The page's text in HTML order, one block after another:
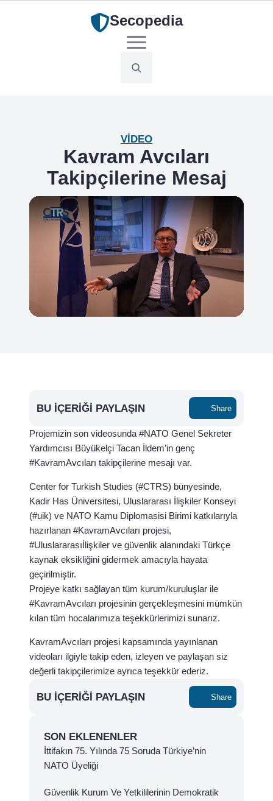
Secopedia
VIDEO
Kavram Avcıları
Takipçilerine Mesaj
BU İÇERIĞI PAYLAŞIN Share
Projemizin son videosunda #NATO Genel Sekreter
Yardımcısı Büyükelçi Tacan İldem’in genç
#KavramAvcıları takipçilerine mesajı var.
Center for Turkish Studies (#CTRS) bünyesinde,
Kadir Has Üniversitesi, Uluslararası İlişkiler Konseyi
(#uik) ve NATO Kamu Diplomasisi Birimi katkılarıyla
hazırlanan #KavramAvcıları projesi,
#Uluslararasıİlişkiler ve güvenlik alanındaki Türkçe
kaynak eksikliğini gidermek amacıyla hayata
geçirilmiştir.
Projeye katkı sağlayan tüm kurum/kuruluşlar ile
#KavramAvcıları projesinin gerçekleşmesini mümkün
kılan tüm hocalarımıza teşekkürlerimizi sunarız.
KavramAvcıları projesi kapsamında yayınlanan
videoları ilgiyle takip eden, izleyen ve paylaşan siz
değerli takipçilerimize ayrıca teşekkür ederiz.
BU İÇERIĞI PAYLAŞIN Share
SON EKLENENLER
İttifakın 75. Yılında 75 Soruda Türkiye’nin
NATO Üyeliği
Güvenlik Kurum Ve Yetkililerinin Demokratik